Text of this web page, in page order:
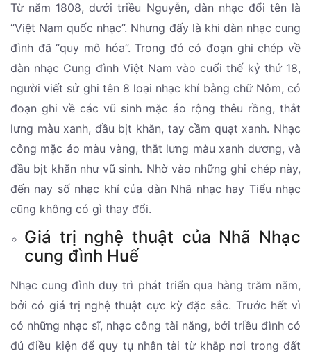
Từ năm 1808, dưới triều Nguyễn, dàn nhạc đổi tên là
“Việt Nam quốc nhạc”. Nhưng đấy là khi dàn nhạc cung
đình đã “quy mô hóa”. Trong đó có đoạn ghi chép về
dàn nhạc Cung đình Việt Nam vào cuối thế kỷ thứ 18,
người viết sử ghi tên 8 loại nhạc khí bằng chữ Nôm, có
đoạn ghi về các vũ sinh mặc áo rộng thêu rồng, thắt
lưng màu xanh, đầu bịt khăn, tay cầm quạt xanh. Nhạc
công mặc áo màu vàng, thắt lưng màu xanh dương, và
đầu bịt khăn như vũ sinh. Nhờ vào những ghi chép này,
đến nay số nhạc khí của dàn Nhã nhạc hay Tiểu nhạc
cũng không có gì thay đổi.
Giá trị nghệ thuật của Nhã Nhạc
cung đình Huế
Nhạc cung đình duy trì phát triển qua hàng trăm năm,
bởi có giá trị nghệ thuật cực kỳ đặc sắc. Trước hết vì
có những nhạc sĩ, nhạc công tài năng, bởi triều đình có
đủ điều kiện để quy tụ nhân tài từ khắp nơi trong đất